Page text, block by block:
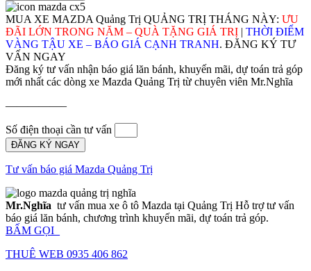
MUA XE MAZDA Quảng Trị QUẢNG TRỊ THÁNG NÀY: ƯU
ĐÃI LỚN TRONG NĂM – QUÀ TẶNG GIÁ TRỊ | THỜI ĐIỂM
VÀNG TẬU XE – BÁO GIÁ CẠNH TRANH. ĐĂNG KÝ TƯ
VẤN NGAY
Đăng ký tư vấn nhận báo giá lăn bánh, khuyến mãi, dự toán trả góp
mới nhất các dòng xe Mazda Quảng Trị từ chuyên viên Mr.Nghĩa
—————–
Số điện thoại cần tư vấn
ĐĂNG KÝ NGAY
Tư vấn báo giá Mazda Quảng Trị
Mr.Nghĩa tư vấn mua xe ô tô Mazda tại Quảng Trị Hỗ trợ tư vấn
báo giá lăn bánh, chương trình khuyến mãi, dự toán trả góp.
BẤM GỌI_
THUÊ WEB 0935 406 862